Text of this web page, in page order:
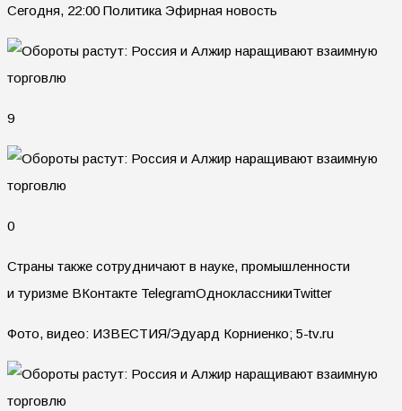
Сегодня, 22:00 Политика Эфирная новость
9
0
Страны также сотрудничают в науке, промышленности
и туризме ВКонтакте TelegramОдноклассникиTwitter
Фото, видео: ИЗВЕСТИЯ/Эдуард Корниенко; 5-tv.ru